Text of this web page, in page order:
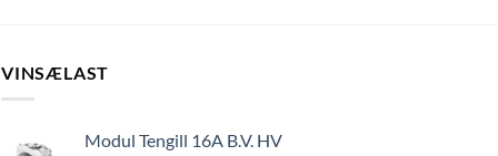
VINSÆLAST
Modul Tengill 16A B.V. HV